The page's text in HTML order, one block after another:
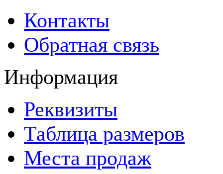
Контакты
Обратная связь
Информация
Реквизиты
Таблица размеров
Места продаж